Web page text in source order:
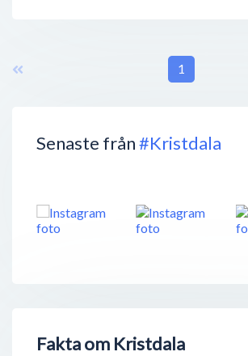
Senaste från#Kristdala
Fakta om Kristdala
1